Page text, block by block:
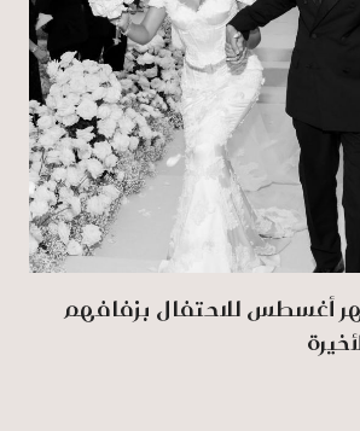
أغسطس للاحتفال بزفافهم